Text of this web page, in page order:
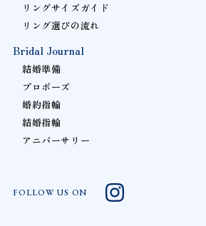
リングサイズガイド
リング選びの流れ
Bridal Journal
結婚準備
プロポーズ
婚約指輪
結婚指輪
アニバーサリー
FOLLOW US ON